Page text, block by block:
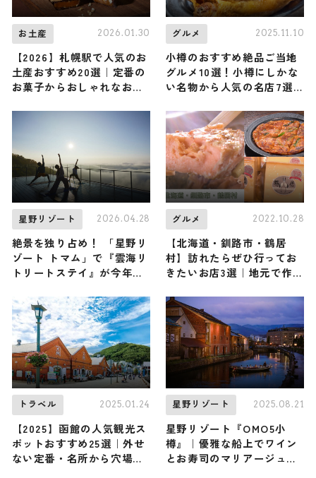
お土産 2026.01.30
【2026】札幌駅で人気のお
土産おすすめ20選｜定番の
お菓子からおしゃれなお土
グルメ 2025.11.10
小樽のおすすめ絶品ご当地
グルメ10選！小樽にしかな
い名物から人気の名店7選
星野リゾート 2026.04.28
絶景を独り占め！ 「星野リ
ゾート トマム」で『雲海リ
トリートステイ』が今年も
ヨガで心身をととのえる安
らぎの滞在｜北海道
グルメ 2022.10.28
【北海道・釧路市・鶴居
村】訪れたらぜひ行ってお
きたいお店3選｜地元で作ら
絶品料理を紹介
トラベル 2025.01.24
【2025】函館の人気観光ス
ポットおすすめ25選｜外せ
ない定番・名所から穴場ま
星野リゾート 2025.08.21
星野リゾート『OMO5小
樽』｜優雅な船上でワイン
とお寿司のマリアージュを